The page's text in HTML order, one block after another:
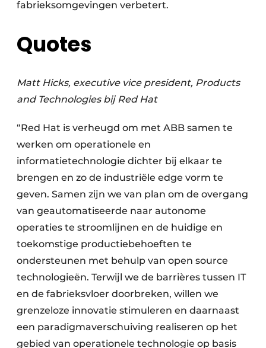
fabrieksomgevingen verbetert.
Quotes
Matt Hicks, executive vice president, Products
and Technologies bij Red Hat
“Red Hat is verheugd om met ABB samen te
werken om operationele en
informatietechnologie dichter bij elkaar te
brengen en zo de industriële edge vorm te
geven. Samen zijn we van plan om de overgang
van geautomatiseerde naar autonome
operaties te stroomlijnen en de huidige en
toekomstige productiebehoeften te
ondersteunen met behulp van open source
technologieën. Terwijl we de barrières tussen IT
en de fabrieksvloer doorbreken, willen we
grenzeloze innovatie stimuleren en daarnaast
een paradigmaverschuiving realiseren op het
gebied van operationele technologie op basis